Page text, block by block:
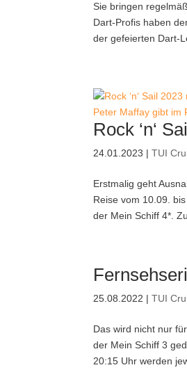
Sie bringen
Dart-Profis haben
der gefeierten Dart-
Peter Maffay gibt im
Rock ‘n‘
24.01.2023 |TUI
Erstmalig geht
Reise vom 10.09.
der Mein Schiff 4*.
25.08.2022 |TUI
Das wird nicht nur
der Mein Schiff 3
20:15 Uhr werden